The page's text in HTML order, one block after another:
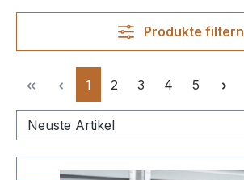
Produkte filtern
Seite
1 Seite
2 Seite
3 Seite
4 Seite
5